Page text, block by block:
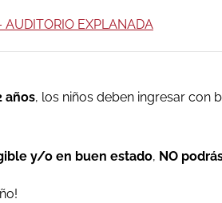
EXPLANADA
años, los niños deben ingresar con
y/o en buen estado, NO